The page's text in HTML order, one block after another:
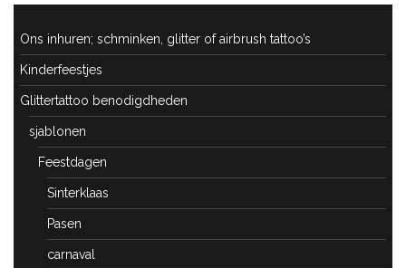
Ons inhuren; schminken, glitter of airbrush tattoo’s
Kinderfeestjes
Glittertattoo benodigdheden
sjablonen
Feestdagen
Sinterklaas
Pasen
carnaval